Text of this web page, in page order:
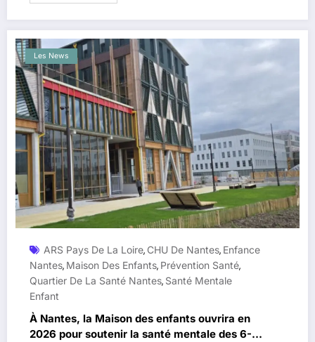
Les News
ARS Pays De La Loire, CHU De Nantes, Enfance
Nantes, Maison Des Enfants, Prévention Santé,
Quartier De La Santé Nantes, Santé Mentale
Enfant
À Nantes, la Maison des enfants ouvrira en
2026 pour soutenir la santé mentale des 6-11